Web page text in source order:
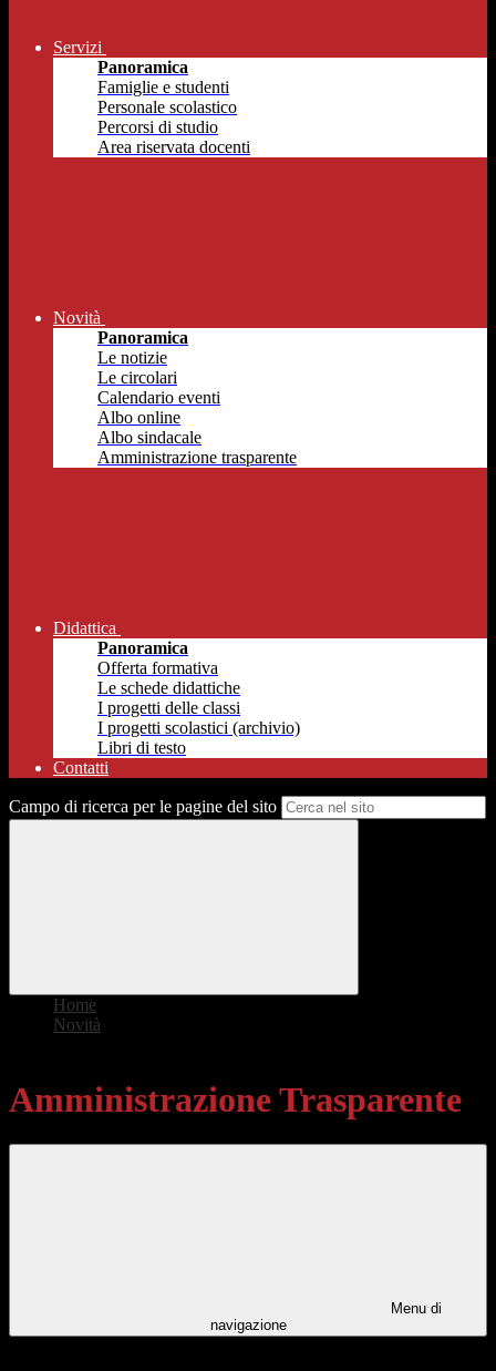
Servizi
Panoramica
Famiglie e studenti
Personale scolastico
Percorsi di studio
Area riservata docenti
Novità
Panoramica
Le notizie
Le circolari
Calendario eventi
Albo online
Albo sindacale
Amministrazione trasparente
Didattica
Panoramica
Offerta formativa
Le schede didattiche
I progetti delle classi
I progetti scolastici (archivio)
Libri di testo
Contatti
Campo di ricerca per le pagine del sito
Home
Novità
Amministrazione Trasparente
Menu di
navigazione